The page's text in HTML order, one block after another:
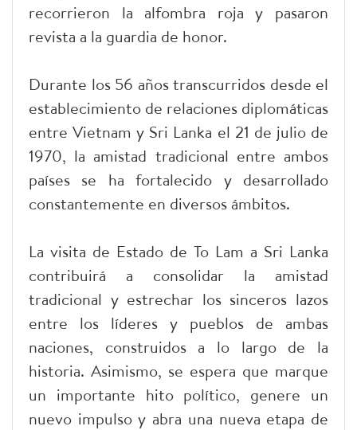
recorrieron la alfombra roja y pasaron
revista a la guardia de honor.
Durante los 56 años transcurridos desde el
establecimiento de relaciones diplomáticas
entre Vietnam y Sri Lanka el 21 de julio de
1970, la amistad tradicional entre ambos
países se ha fortalecido y desarrollado
constantemente en diversos ámbitos.
La visita de Estado de To Lam a Sri Lanka
contribuirá a consolidar la amistad
tradicional y estrechar los sinceros lazos
entre los líderes y pueblos de ambas
naciones, construidos a lo largo de la
historia. Asimismo, se espera que marque
un importante hito político, genere un
nuevo impulso y abra una nueva etapa de